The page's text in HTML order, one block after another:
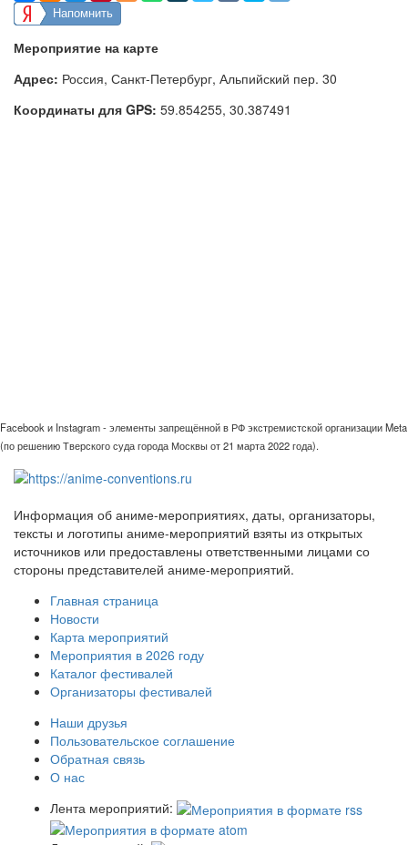
Напомнить
Мероприятие на карте
Адрес: Россия, Санкт-Петербург, Альпийский пер. 30
Координаты для GPS: 59.854255, 30.387491
Facebook и Instagram - элементы запрещённой в РФ экстремистской организации Meta
(по решению Тверского суда города Москвы от 21 марта 2022 года).
Информация об аниме-мероприятиях, даты, организаторы,
тексты и логотипы аниме-мероприятий взяты из открытых
источников или предоставлены ответственными лицами со
стороны представителей аниме-мероприятий.
Главная страница
Новости
Карта мероприятий
Мероприятия в 2026 году
Каталог фестивалей
Организаторы фестивалей
Наши друзья
Пользовательское соглашение
Обратная связь
О нас
Лента мероприятий: